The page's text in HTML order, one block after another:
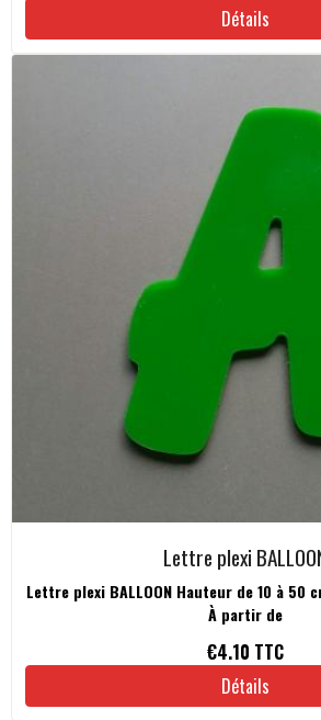
Détails
Lettre plexi
Lettre plexi BALLOON Hauteur de 10 à 50
À partir de
€4.10 TTC
Détails